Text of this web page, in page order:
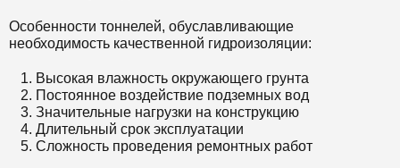
Особенности тоннелей, обуславливающие
необходимость качественной гидроизоляции:
Высокая влажность окружающего грунта
Постоянное воздействие подземных вод
Значительные нагрузки на конструкцию
Длительный срок эксплуатации
Сложность проведения ремонтных работ